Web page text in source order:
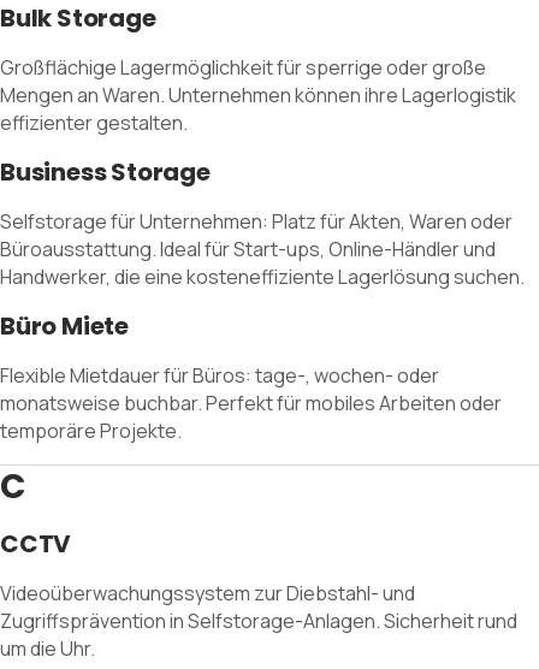
Bulk Storage
Großflächige Lagermöglichkeit für sperrige oder große
Mengen an Waren. Unternehmen können ihre Lagerlogistik
effizienter gestalten.
Business Storage
Selfstorage für Unternehmen: Platz für Akten, Waren oder
Büroausstattung. Ideal für Start-ups, Online-Händler und
Handwerker, die eine kosteneffiziente Lagerlösung suchen.
Büro Miete
Flexible Mietdauer für Büros: tage-, wochen- oder
monatsweise buchbar. Perfekt für mobiles Arbeiten oder
temporäre Projekte.
C
CCTV
Videoüberwachungssystem zur Diebstahl- und
Zugriffsprävention in Selfstorage-Anlagen. Sicherheit rund
um die Uhr.